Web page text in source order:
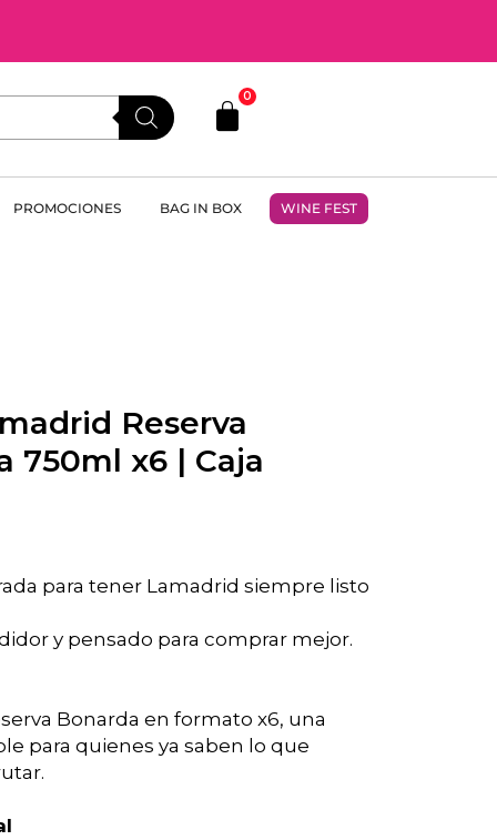
0
PROMOCIONES BAG IN BOX WINE FEST
Reserva
750ml x6 | Caja
para tener Lamadrid siempre listo
y pensado para comprar mejor.
Bonarda en formato x6, una
para quienes ya saben lo que